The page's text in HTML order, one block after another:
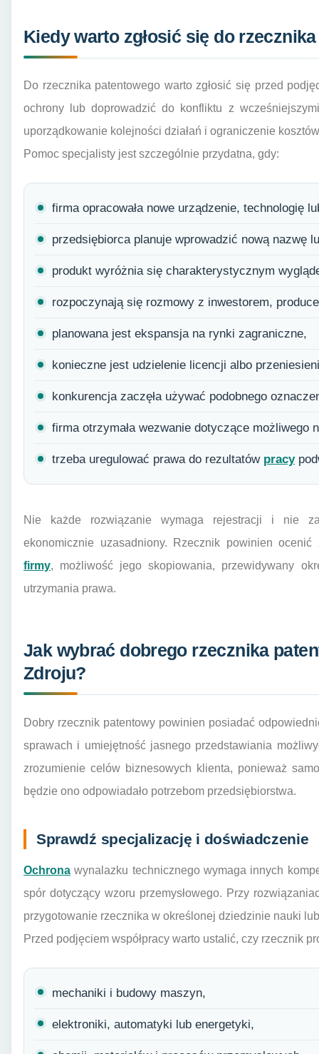
Kiedy warto zgłosić się do
Do rzecznika patentowego warto zgłosić się przed
ochrony lub doprowadzić do konfliktu z
uporządkowanie kolejności działań i ograniczenie
Pomoc specjalisty jest szczególnie przydatna, gdy:
firma opracowała nowe urządzenie, technologię
przedsiębiorca planuje wprowadzić nową nazwę
produkt wyróżnia się charakterystycznym
rozpoczynają się rozmowy z inwestorem,
planowana jest ekspansja na rynki zagraniczne,
konieczne jest udzielenie licencji albo
konkurencja zaczęła używać podobnego
firma otrzymała wezwanie dotyczące możliwego
trzeba uregulować prawa do rezultatów pracy
Nie każde rozwiązanie wymaga rejestracji i nie
ekonomicznie uzasadniony. Rzecznik powinien
firmy, możliwość jego skopiowania, przewidywany
utrzymania prawa.
Jak wybrać dobrego rzecznika
Zdroju?
Dobry rzecznik patentowy powinien posiadać
sprawach i umiejętność jasnego przedstawiania
zrozumienie celów biznesowych klienta, ponieważ
będzie ono odpowiadało potrzebom przedsiębiorstwa.
Sprawdź specjalizację i doświadczenie
Ochrona wynalazku technicznego wymaga innych
spór dotyczący wzoru przemysłowego. Przy
przygotowanie rzecznika w określonej dziedzinie nauki
Przed podjęciem współpracy warto ustalić, czy rzecznik
mechaniki i budowy maszyn,
elektroniki, automatyki lub energetyki,